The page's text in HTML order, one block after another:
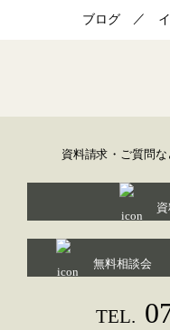
ブログ ／
資料請求・ご質問
無料相談会
TEL.